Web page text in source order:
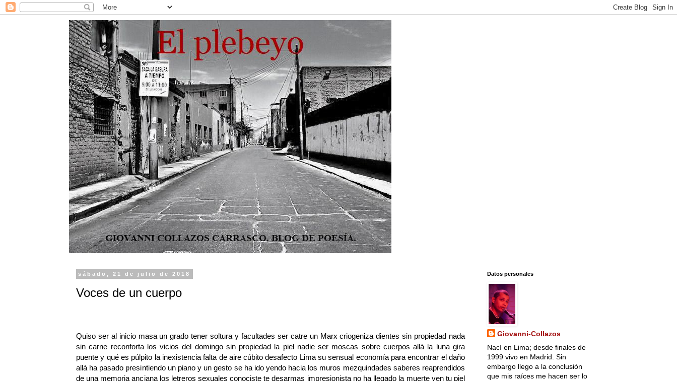
sábado, 21 de julio de 2018
Voces de un cuerpo
Quiso ser al inicio masa un grado tener soltura y facultades ser catre un Marx criogeniza dientes sin propiedad nada
sin carne reconforta los vicios del domingo sin propiedad la piel nadie ser moscas sobre cuerpos allá la luna gira
puente y qué es púlpito la inexistencia falta de aire cúbito desafecto Lima su sensual economía para encontrar el daño
allá ha pasado presintiendo un piano y un gesto se ha ido yendo hacia los muros mezquindades saberes reaprendidos
de una memoria anciana los letreros sexuales conociste te desarmas impresionista no ha llegado la muerte ven tu piel
Datos personales
Giovanni-Collazos
Nací en Lima; desde finales de
1999 vivo en Madrid. Sin
embargo llego a la conclusión
que mis raíces me hacen ser lo